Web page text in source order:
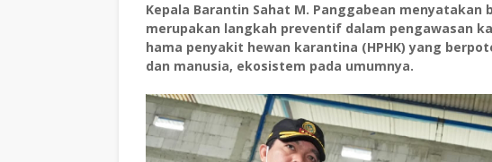
Kepala Barantin Sahat M. Panggabean menyatakan
merupakan langkah preventif dalam pengawasan
hama penyakit hewan karantina (HPHK) yang
dan manusia, ekosistem pada umumnya.